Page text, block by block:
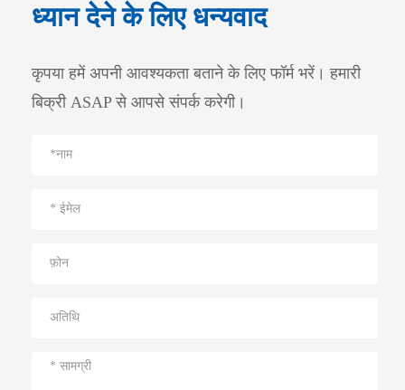
ध्यान देने के लिए धन्यवाद
कृपया हमें अपनी आवश्यकता बताने के लिए फॉर्म भरें। हमारी
बिक्री ASAP से आपसे संपर्क करेगी।